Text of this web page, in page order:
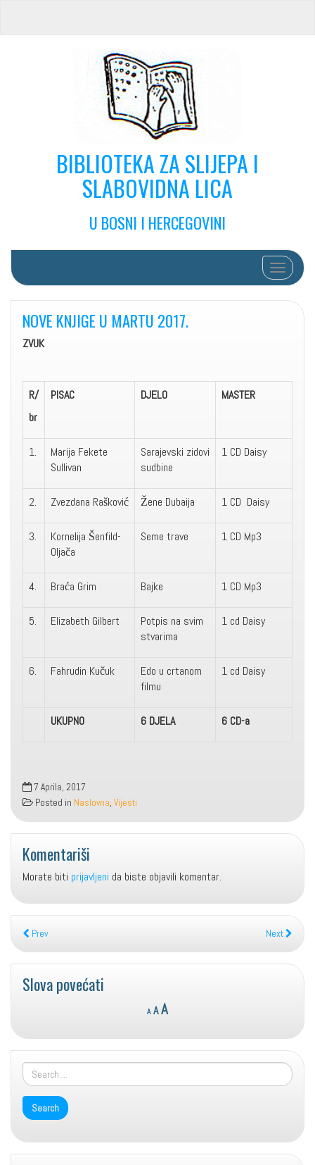
BIBLIOTEKA ZA SLIJEPA I
SLABOVIDNA LICA
U BOSNI I HERCEGOVINI
Toggle
NOVE KNJIGE U MARTU 2017.
ZVUK
R/
br
PISAC DJELO MASTER
1.
Marija Fekete
Sullivan
Sarajevski zidovi
sudbine
1 CD Daisy
2. Zvezdana Rašković Žene Dubaija 1 CD Daisy
3.
Kornelija Šenfild-
Oljača
Seme trave 1 CD Mp3
4. Braća Grim Bajke 1 CD Mp3
5. Elizabeth Gilbert
Potpis na svim
stvarima
1 cd Daisy
6. Fahrudin Kučuk
Edo u crtanom
filmu
1 cd Daisy
UKUPNO 6 DJELA 6 CD-a
7 Aprila, 2017
Posted in Naslovna, Vijesti
Komentariši
Morate biti prijavljeni da biste objavili komentar.
Prev Next
Slova povećati
A
Decrease
font
A Reset
size.
AIncrease
size.